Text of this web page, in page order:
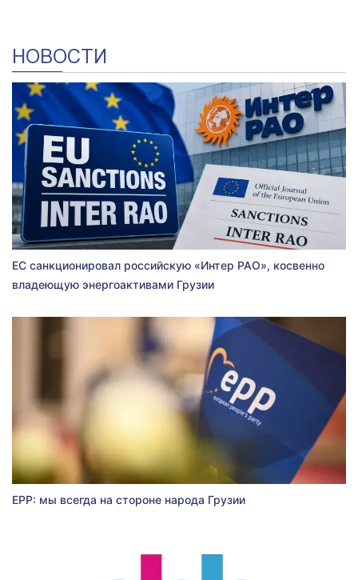
НОВОСТИ
ЕС санкционировал российскую «Интер РАО», косвенно
владеющую энергоактивами Грузии
EPP: мы всегда на стороне народа Грузии